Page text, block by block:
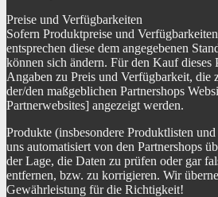
Preise und Verfügbarkeiten
Sofern Produktpreise und
entsprechen diese dem angegebenen
können sich ändern. Für den Kauf dieses
Angaben zu Preis und Verfügbarkeit,
der/den maßgeblichen Partnershops
Partnerwebsites] angezeigt werden.
Produkte (insbesondere Produktlisten
uns automatisiert von den Partnershops
der Lage, die Daten zu prüfen oder gar
entfernen, bzw. zu korrigieren. Wir
Gewährleistung für die Richtigkeit!